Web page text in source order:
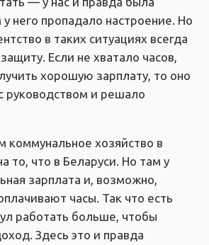
него пропадало настроение. Но
в таких ситуациях всегда
Если не хватало часов,
хорошую зарплату, то оно
руководством и решало
коммунальное хозяйство в
то, что в Беларуси. Но там у
зарплата и, возможно,
часы. Так что есть
работать больше, чтобы
Здесь это и правда